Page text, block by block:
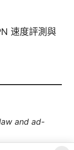
速度評測與
and ad-